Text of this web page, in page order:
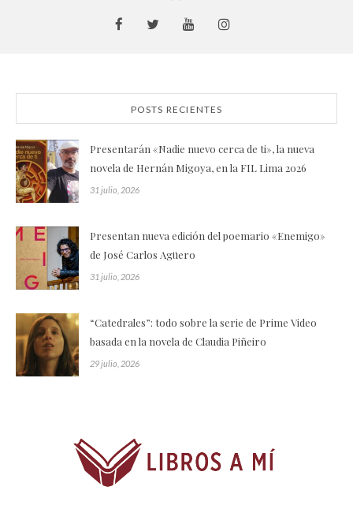
POSTS RECIENTES
Presentarán «Nadie nuevo cerca de ti», la nueva
novela de Hernán Migoya, en la FIL Lima 2026
31 julio, 2026
Presentan nueva edición del poemario «Enemigo»
de José Carlos Agüero
31 julio, 2026
“Catedrales”: todo sobre la serie de Prime Video
basada en la novela de Claudia Piñeiro
29 julio, 2026